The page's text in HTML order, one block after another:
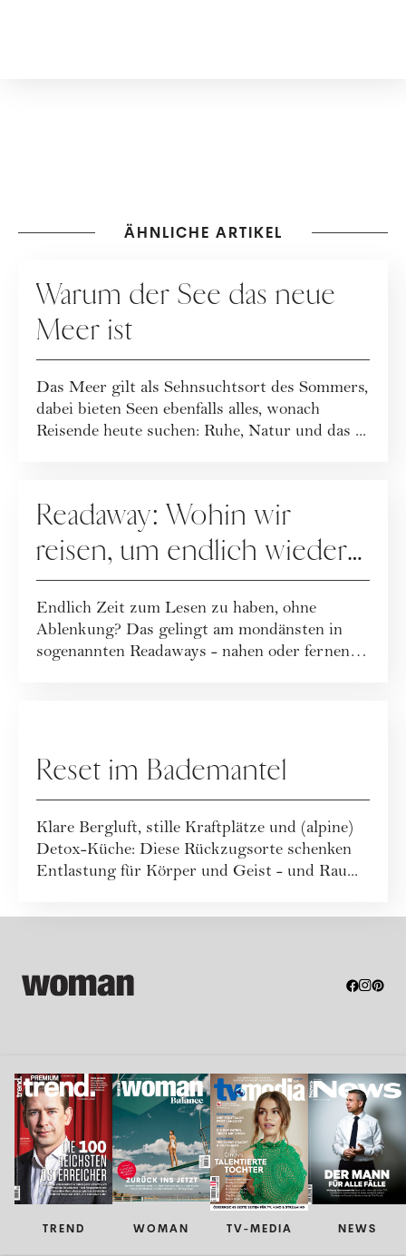
ÄHNLICHE ARTIKEL
Warum der See das neue
Meer ist
Das Meer gilt als Sehnsuchtsort des Sommers,
dabei bieten Seen ebenfalls alles, wonach
Reisende heute suchen: Ruhe, Natur und das ...
Readaway: Wohin wir
reisen, um endlich wieder
zu lesen
Endlich Zeit zum Lesen zu haben, ohne
Ablenkung? Das gelingt am mondänsten in
sogenannten Readaways - nahen oder fernen
Reset im Bademantel
Klare Bergluft, stille Kraftplätze und (alpine)
Detox-Küche: Diese Rückzugsorte schenken
Entlastung für Körper und Geist - und Rau...
TREND WOMAN TV-MEDIA NEWS